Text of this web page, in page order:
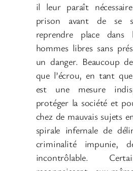
il leur paraît
prison avant de se
reprendre place dans
hommes libres sans
un danger. Beaucoup
que l’écrou, en tant
est une mesure
protéger la société et
chez de mauvais sujets
spirale infernale de
criminalité impunie,
incontrôlable.